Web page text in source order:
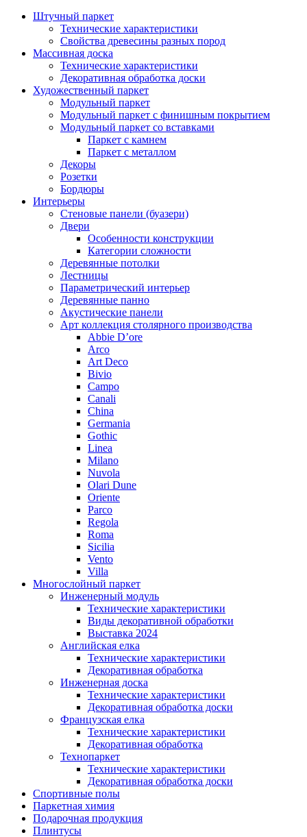
Штучный паркет
Технические характеристики
Свойства древесины разных пород
Массивная доска
Технические характеристики
Декоративная обработка доски
Художественный паркет
Модульный паркет
Модульный паркет с финишным покрытием
Модульный паркет со вставками
Паркет с камнем
Паркет с металлом
Декоры
Розетки
Бордюры
Интерьеры
Стеновые панели (буазери)
Двери
Особенности конструкции
Категории сложности
Деревянные потолки
Лестницы
Параметрический интерьер
Деревянные панно
Акустические панели
Арт коллекция столярного производства
Abbie D’ore
Arco
Art Deco
Bivio
Campo
Canali
China
Germania
Gothic
Linea
Milano
Nuvola
Olari Dune
Oriente
Parco
Regola
Roma
Sicilia
Vento
Villa
Многослойный паркет
Инженерный модуль
Технические характеристики
Виды декоративной обработки
Выставка 2024
Английская елка
Технические характеристики
Декоративная обработка
Инженерная доска
Технические характеристики
Декоративная обработка доски
Французская елка
Технические характеристики
Декоративная обработка
Технопаркет
Технические характеристики
Декоративная обработка доски
Спортивные полы
Паркетная химия
Подарочная продукция
Плинтусы